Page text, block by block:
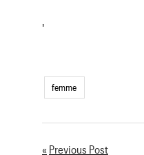
'
femme
Previous Post